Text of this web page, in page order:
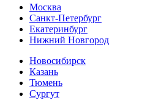
Москва
Санкт-Петербург
Екатеринбург
Нижний Новгород
Новосибирск
Казань
Тюмень
Сургут